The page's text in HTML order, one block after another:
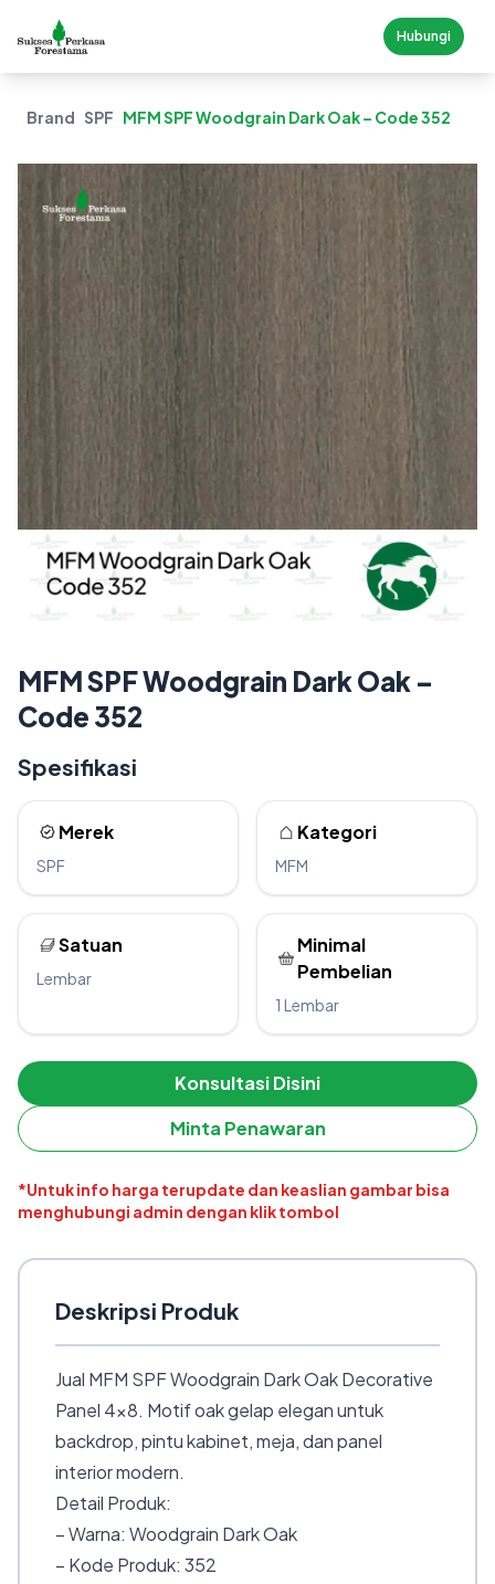
Hubungi
Brand SPF MFM SPF Woodgrain Dark Oak – Code 352
MFM SPF Woodgrain Dark Oak –
Code 352
Spesifikasi
Merek
SPF
Kategori
MFM
Satuan
Lembar
Minimal
Pembelian
1 Lembar
Konsultasi Disini
Minta Penawaran
*Untuk info harga terupdate dan keaslian gambar bisa
menghubungi admin dengan klik tombol
Deskripsi Produk
Jual MFM SPF Woodgrain Dark Oak Decorative
Panel 4×8. Motif oak gelap elegan untuk
backdrop, pintu kabinet, meja, dan panel
interior modern.
Detail Produk:
– Warna: Woodgrain Dark Oak
– Kode Produk: 352